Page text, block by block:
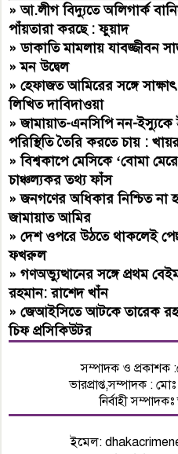
»আ.লীগ বিদ্যুতে অলিগার্ক
পাঁয়তারা করছে : ফুয়াদ
»ডাকাতি মামলায় যাবজ্জীবন
»মন উদ্বেল
»হেফাজত আমিরের সঙ্গে সাক্ষাৎ
লিখিত দাবিদাওয়া
»জামায়াত-এনসিপি নন-ইস্যুকে
পরিস্থিতি তৈরি করতে চায় :
»বিশ্বকাপে মেসিকে ‘বোমা
চাঞ্চল্যকর তথ্য ফাঁস
»জনগণের অধিকার নিশ্চিত না
জামায়াত আমির
»দেশ ওপরে উঠতে থাকলেই
ফখরুল
»গণঅভ্যুত্থানের সঙ্গে প্রথম
রহমান: রাশেদ খাঁন
»জেআইসিতে আটকে তারেক
চিফ প্রসিকিউটর
সম্পাদক ও প্রকাশক
ভারপ্রাপ্ত,সম্পাদক :
নির্বাহী
ইমেল: